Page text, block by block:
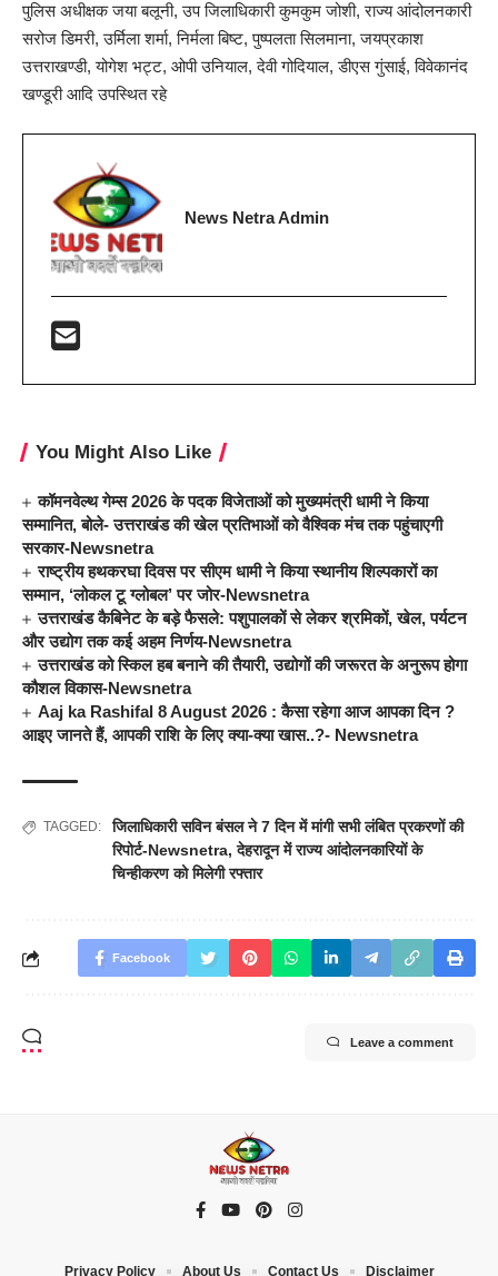
पुलिस अधीक्षक जया बलूनी, उप जिलाधिकारी कुमकुम जोशी, राज्य आंदोलनकारी
सरोज डिमरी, उर्मिला शर्मा, निर्मला बिष्ट, पुष्पलता सिलमाना, जयप्रकाश
उत्तराखण्डी, योगेश भट्ट, ओपी उनियाल, देवी गोदियाल, डीएस गुंसाई, विवेकानंद
खण्डूरी आदि उपस्थित रहे
News Netra Admin
You Might Also Like
कॉमनवेल्थ गेम्स 2026 के पदक विजेताओं को मुख्यमंत्री धामी ने किया
सम्मानित, बोले- उत्तराखंड की खेल प्रतिभाओं को वैश्विक मंच तक पहुंचाएगी
सरकार-Newsnetra
राष्ट्रीय हथकरघा दिवस पर सीएम धामी ने किया स्थानीय शिल्पकारों का
सम्मान, ‘लोकल टू ग्लोबल’ पर जोर-Newsnetra
उत्तराखंड कैबिनेट के बड़े फैसले: पशुपालकों से लेकर श्रमिकों, खेल, पर्यटन
और उद्योग तक कई अहम निर्णय-Newsnetra
उत्तराखंड को स्किल हब बनाने की तैयारी, उद्योगों की जरूरत के अनुरूप होगा
कौशल विकास-Newsnetra
Aaj ka Rashifal 8 August 2026 : कैसा रहेगा आज आपका दिन ?
आइए जानते हैं, आपकी राशि के लिए क्या-क्या खास..?- Newsnetra
TAGGED:
जिलाधिकारी सविन बंसल ने 7 दिन में मांगी सभी लंबित प्रकरणों की
रिपोर्ट-Newsnetra,देहरादून में राज्य आंदोलनकारियों के
चिन्हीकरण को मिलेगी रफ्तार
Facebook
Leave a comment
Privacy Policy About Us Contact Us Disclaimer